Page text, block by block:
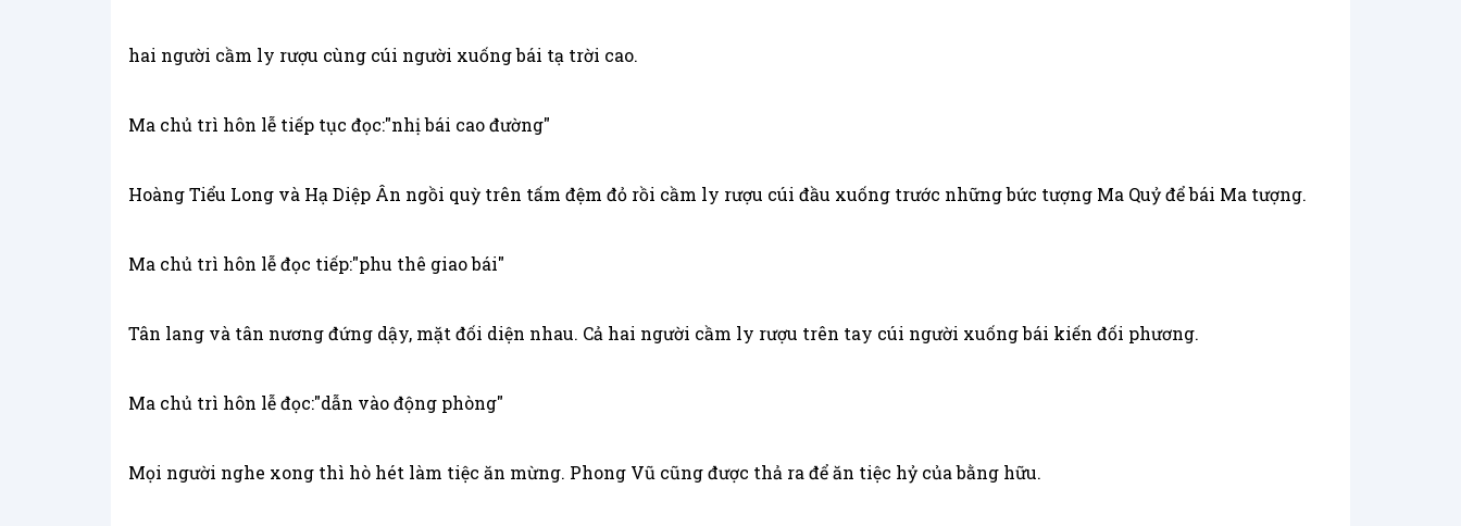
hai người cầm ly rượu cùng cúi người xuống bái tạ trời cao.
Ma chủ trì hôn lễ tiếp tục đọc:"nhị bái cao đường"
Hoàng Tiểu Long và Hạ Diệp Ân ngồi quỳ trên tấm đệm đỏ rồi cầm ly rượu cúi đầu xuống trước những bức tượng Ma Quỷ để bái Ma tượng.
Ma chủ trì hôn lễ đọc tiếp:"phu thê giao bái"
Tân lang và tân nương đứng dậy, mặt đối diện nhau. Cả hai người cầm ly rượu trên tay cúi người xuống bái kiến đối phương.
Ma chủ trì hôn lễ đọc:"dẫn vào động phòng"
Mọi người nghe xong thì hò hét làm tiệc ăn mừng. Phong Vũ cũng được thả ra để ăn tiệc hỷ của bằng hữu.